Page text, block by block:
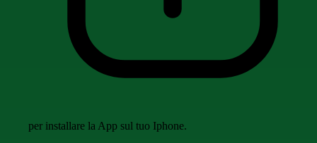
per installare la App sul tuo Iphone.